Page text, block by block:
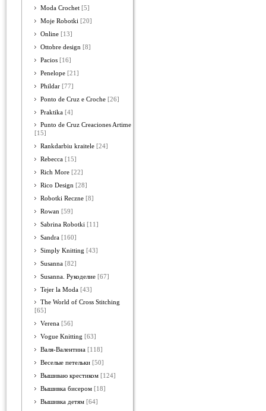
Moda Crochet [5]
Moje Robotki [20]
Online [13]
Ottobre design [8]
Pacios [16]
Penelope [21]
Phildar [77]
Ponto de Cruz e Croche [26]
Praktika [4]
Punto de Cruz Creaciones Artime
[15]
Rankdarbiu kraitele [24]
Rebecca [15]
Rich More [22]
Rico Design [28]
Robotki Reczne [8]
Rowan [59]
Sabrina Robotki [11]
Sandra [160]
Simply Knitting [43]
Susanna [82]
Susanna. Рукоделие [67]
Tejer la Moda [43]
The World of Cross Stitching
[65]
Verena [56]
Vogue Knitting [63]
Валя-Валентина [118]
Веселые петельки [50]
Вышиваю крестиком [124]
Вышивка бисером [18]
Вышивка детям [64]